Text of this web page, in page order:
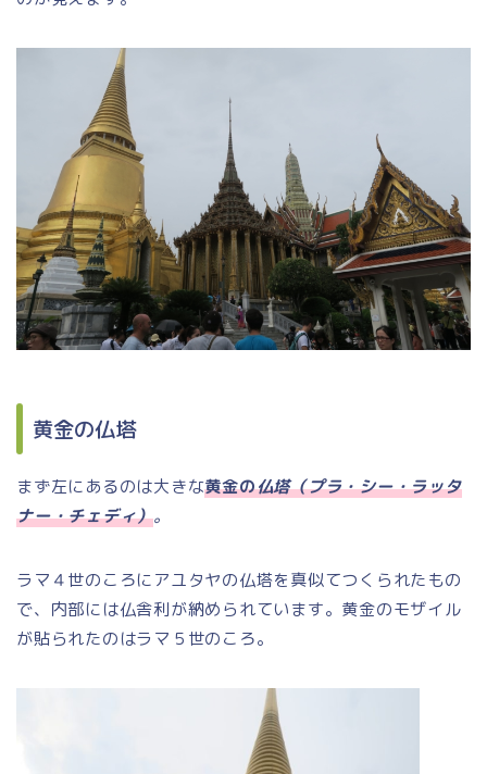
黄金の仏塔
まず左にあるのは大きな黄金の仏塔（プラ・シー・ラッタ
ナー・チェディ）。
ラマ４世のころにアユタヤの仏塔を真似てつくられたもの
で、内部には仏舎利が納められています。黄金のモザイル
が貼られたのはラマ５世のころ。